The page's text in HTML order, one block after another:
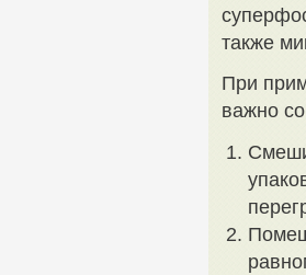
также
При
важно